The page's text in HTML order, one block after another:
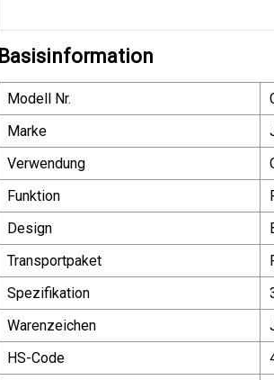
Basisinformation
Modell Nr.
Marke
Verwendung
Funktion
Design
Transportpaket
Spezifikation
Warenzeichen
HS-Code